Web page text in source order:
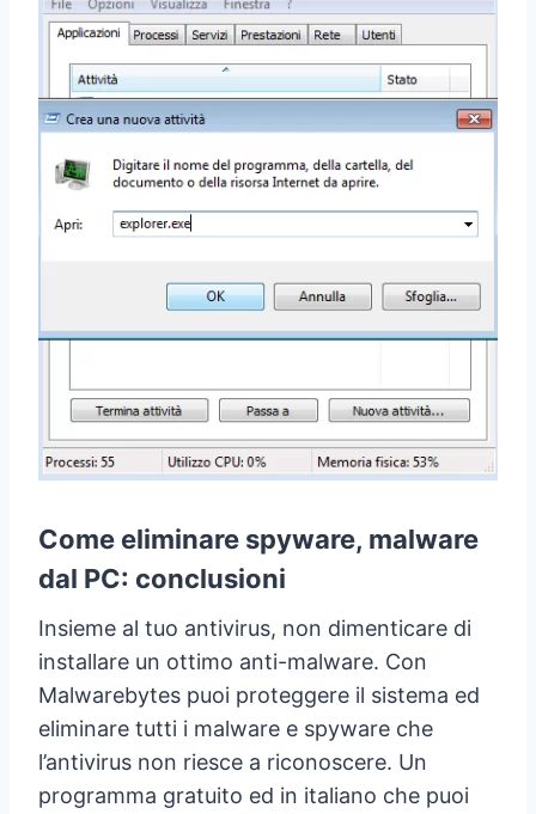
Come eliminare spyware, malware
dal PC: conclusioni
Insieme al tuo antivirus, non dimenticare di
installare un ottimo anti-malware. Con
Malwarebytes puoi proteggere il sistema ed
eliminare tutti i malware e spyware che
l’antivirus non riesce a riconoscere. Un
programma gratuito ed in italiano che puoi